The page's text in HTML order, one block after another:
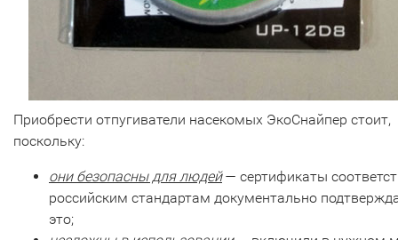
Приобрести отпугиватели насекомых ЭкоСнайпер стоит,
поскольку:
они безопасны для людей— сертификаты
российским стандартам документально
это;